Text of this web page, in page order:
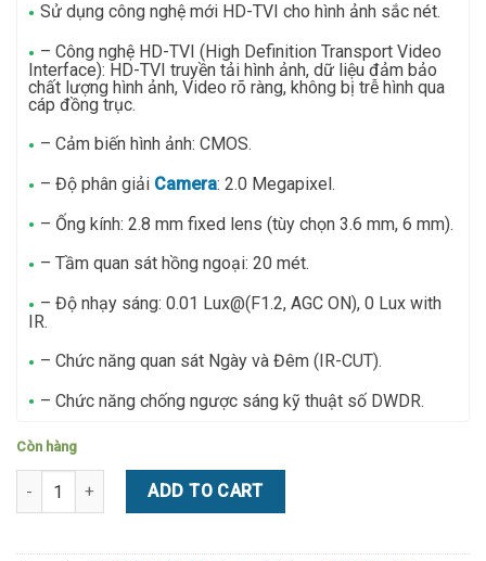
Sử dụng công nghệ mới HD-TVI cho hình ảnh sắc nét.
– Công nghệ HD-TVI (High Definition Transport Video
Interface): HD-TVI truyền tải hình ảnh, dữ liệu đảm bảo
chất lượng hình ảnh, Video rõ ràng, không bị trễ hình qua
cáp đồng trục.
– Cảm biến hình ảnh: CMOS.
– Độ phân giải Camera: 2.0 Megapixel.
– Ống kính: 2.8 mm fixed lens (tùy chọn 3.6 mm, 6 mm).
– Tầm quan sát hồng ngoại: 20 mét.
– Độ nhạy sáng: 0.01 Lux@(F1.2, AGC ON), 0 Lux with
IR.
– Chức năng quan sát Ngày và Đêm (IR-CUT).
– Chức năng chống ngược sáng kỹ thuật số DWDR.
Còn hàng
Camera HD-TVI Dome hồng ngoại 2.0 Megapixel HIKVISION DS-
ADD TO CART